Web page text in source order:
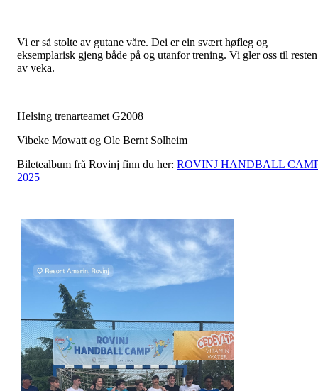
Vi er så stolte av gutane våre. Dei er ein svært høfleg og
eksemplarisk gjeng både på og utanfor trening. Vi gler oss til resten
av veka.
Helsing trenarteamet G2008
Vibeke Mowatt og Ole Bernt Solheim
Biletealbum frå Rovinj finn du her: ROVINJ HANDBALL
2025